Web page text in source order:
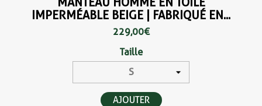
IMPERMÉABLE BEIGE | FABRIQUÉ EN...
229,00 €
Taille
AJOUTER